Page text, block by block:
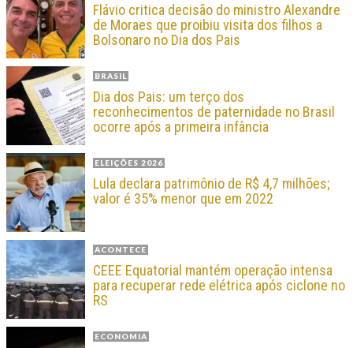
Flávio critica decisão do ministro Alexandre
de Moraes que proibiu visita dos filhos a
Bolsonaro no Dia dos Pais
BRASIL
Dia dos Pais: um terço dos
reconhecimentos de paternidade no Brasil
ocorre após a primeira infância
ELEIÇÕES 2026
Lula declara patrimônio de R$ 4,7 milhões;
valor é 35% menor que em 2022
ACONTECE
CEEE Equatorial mantém operação intensa
para recuperar rede elétrica após ciclone no
RS
ECONOMIA